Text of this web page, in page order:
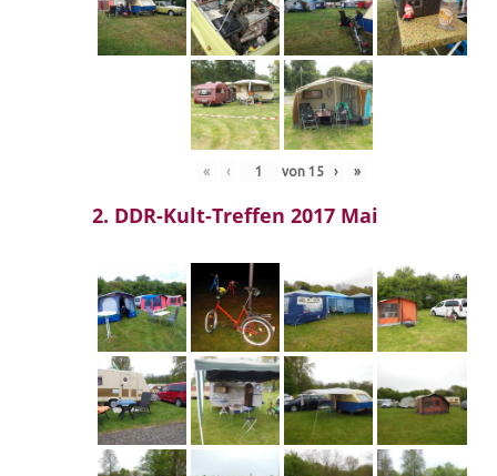
« ‹ von 15 › »
2. DDR-Kult-Treffen 2017 Mai